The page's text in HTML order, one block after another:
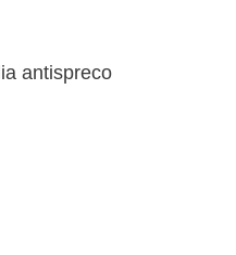
antispreco